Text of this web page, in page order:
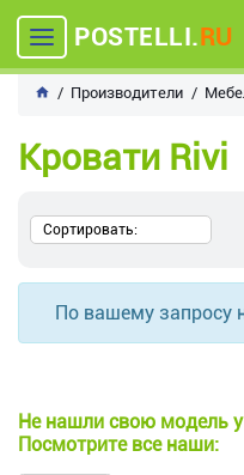
POSTELLI.RU
Производители
Кровати Rivi
Сортировать:
По вашему запросу
Не нашли свою модель у
Посмотрите все наши: